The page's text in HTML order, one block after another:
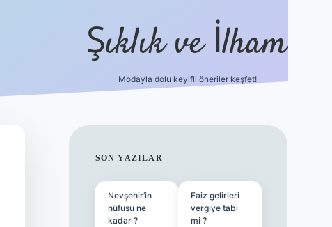
Şıklık ve İlham
Modayla dolu keyifli öneriler keşfet!
SIDEBAR
SON YAZILAR
Nevşehir’in
nüfusu ne
kadar ?
Faiz gelirleri
vergiye tabi
mi ?
betexper yeni giriş